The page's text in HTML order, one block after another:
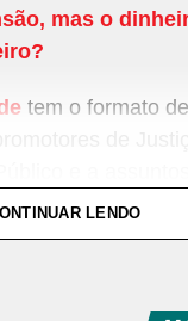
mas o
tem o formato de
LENDO